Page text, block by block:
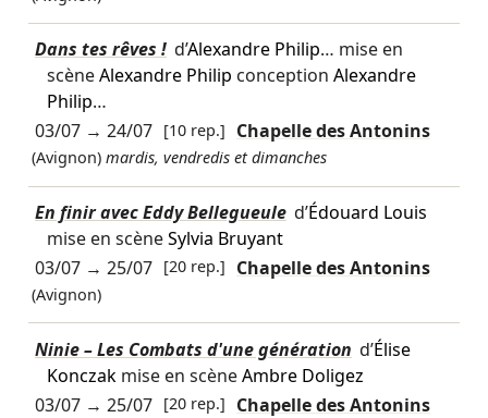
Dans tes rêves ! d’Alexandre Philip… mise en
scèneAlexandre Philip conception Alexandre
Philip…
03/07→ 24/07 [10 rep.] Chapelle des Antonins
(Avignon) mardis, vendredis et dimanches
En finir avec Eddy Bellegueule d’Édouard Louis
mise en scèneSylvia Bruyant
03/07→ 25/07 [20 rep.] Chapelle des Antonins
(Avignon)
Ninie – Les Combats d'une génération d’Élise
Konczakmise en scèneAmbre Doligez
03/07→ 25/07 [20 rep.] Chapelle des Antonins